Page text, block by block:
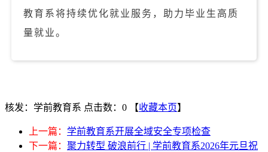
教育系将持续优化就业服务，助力毕业生高质
量就业。
核发：学前教育系 点击数：0 【收藏本页】
上一篇： 学前教育系开展全域安全专项检查
下一篇： 聚力转型 破浪前行 | 学前教育系2026年元旦祝